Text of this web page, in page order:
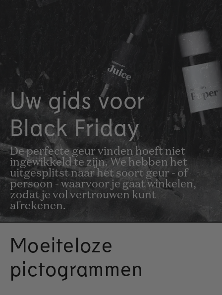
Uw gids voor
Black Friday
De perfecte geur vinden hoeft niet
ingewikkeld te zijn. We hebben het
uitgesplitst naar het soort geur - of
persoon - waarvoor je gaat winkelen,
zodat je vol vertrouwen kunt
afrekenen.
Moeiteloze
pictogrammen